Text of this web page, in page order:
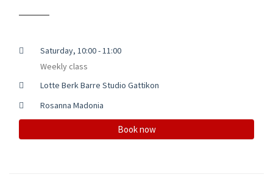
Saturday, 10:00 - 11:00
Weekly class
Lotte Berk Barre Studio Gattikon
Rosanna Madonia
Book now